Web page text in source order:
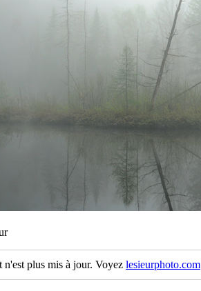
n'est plus mis à jour. Voyez lesieurphoto.com